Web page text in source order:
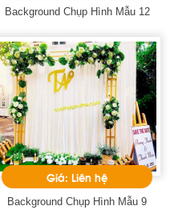
Background Chụp Hình Mẫu 12
Giá: Liên hệ
Background Chụp Hình Mẫu 9